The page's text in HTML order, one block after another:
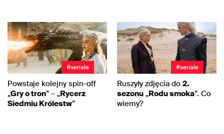
#seriale
Powstaje kolejny spin-off
„Gry o tron” – „Rycerz
Siedmiu Królestw”
#seriale
Ruszyły zdjęcia do 2.
sezonu „Rodu smoka”. Co
wiemy?